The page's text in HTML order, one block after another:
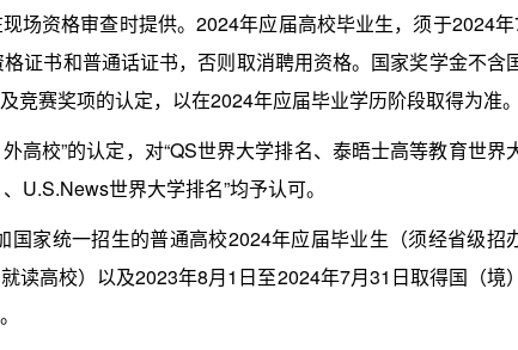
场资格审查时提供。2024年应届高校毕业生，须于2024
证书和普通话证书，否则取消聘用资格。国家奖学金不含
赛奖项的认定，以在2024年应届毕业学历阶段取得为准。
校”的认定，对“QS世界大学排名、泰晤士高等教育世界
U.S.News世界大学排名”均予认可。
家统一招生的普通高校2024年应届毕业生（须经省级招
读高校）以及2023年8月1日至2024年7月31日取得国（境）